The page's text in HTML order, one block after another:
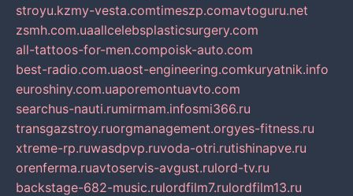
stroyu.kzmy-vesta.comtimeszp.comavtoguru.net
zsmh.com.uaallcelebsplasticsurgery.com
all-tattoos-for-men.compoisk-auto.com
best-radio.com.uaost-engineering.comkuryatnik.info
euroshiny.com.uaporemontuavto.com
searchus-nauti.rumirmam.infosmi366.ru
transgazstroy.ruorgmanagement.orgyes-fitness.ru
xtreme-rp.ruwasdpvp.ruvoda-otri.rutishinapve.ru
orenferma.ruavtoservis-avgust.rulord-tv.ru
backstage-682-music.rulordfilm7.rulordfilm13.ru